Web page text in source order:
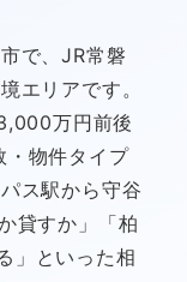
で、JR常磐
エリアです。
万円前後
・物件タイプ
ス駅から守谷
貸すか」「柏
」といった相